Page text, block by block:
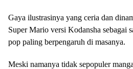
Gaya ilustrasinya yang ceria dan
Super Mario versi Kodansha sebagai
pop paling berpengaruh di masanya.
Meski namanya tidak sepopuler